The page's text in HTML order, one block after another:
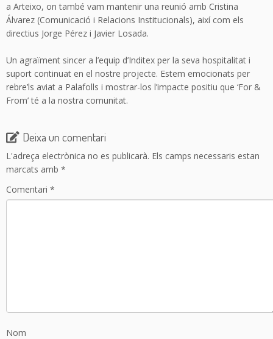
a Arteixo, on també vam mantenir una reunió amb Cristina
Álvarez (Comunicació i Relacions Institucionals), així com els
directius Jorge Pérez i Javier Losada.
Un agraïment sincer a l’equip d’Inditex per la seva hospitalitat i
suport continuat en el nostre projecte. Estem emocionats per
rebre’ls aviat a Palafolls i mostrar-los l’impacte positiu que ‘For &
From’ té a la nostra comunitat.
Deixa un comentari
L'adreça electrònica no es publicarà. Els camps necessaris estan
marcats amb *
Comentari *
Nom